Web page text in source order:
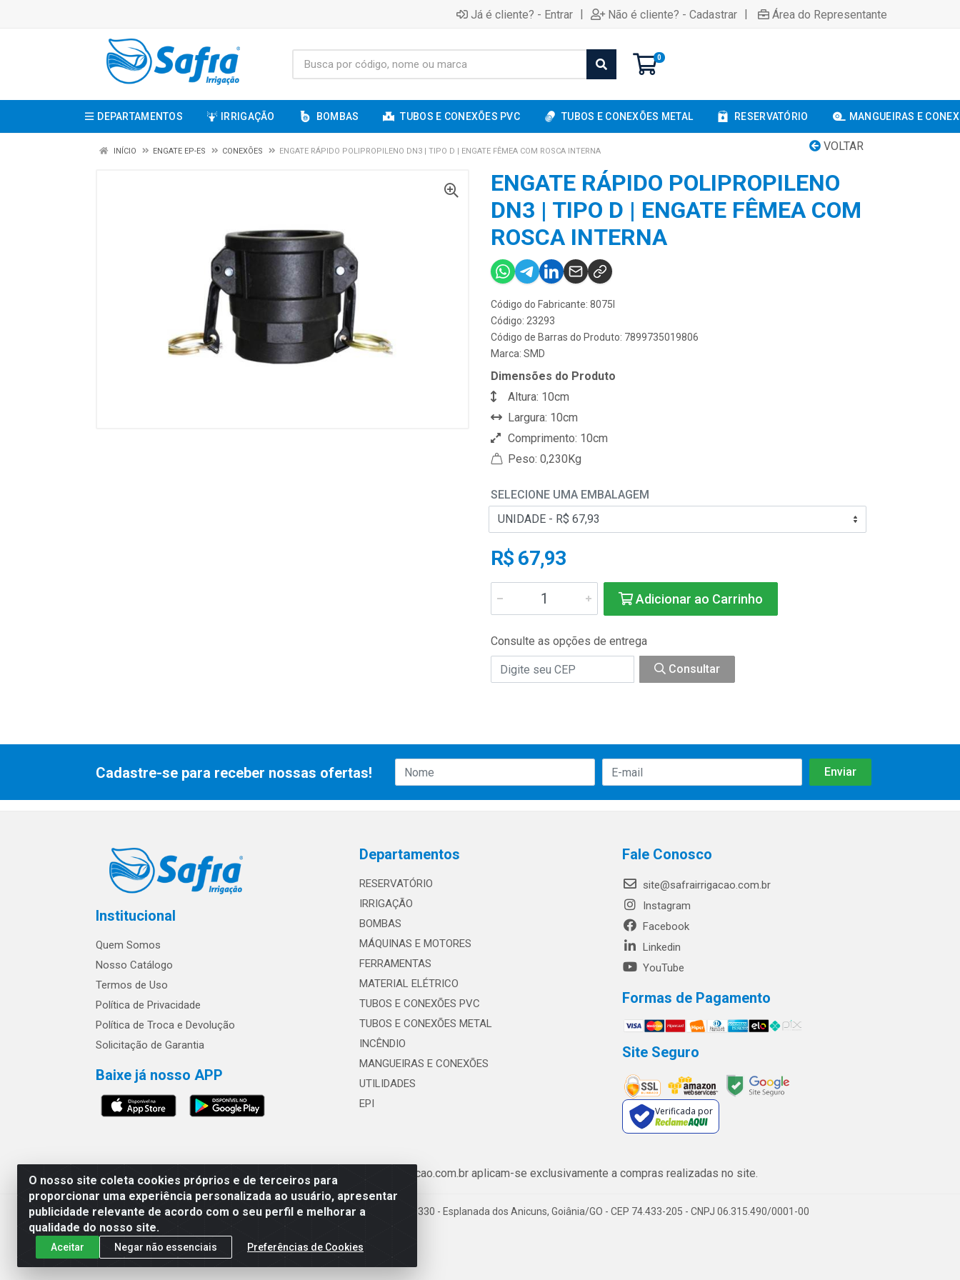
Já é cliente? - Entrar | Não é cliente? - Cadastrar | Área do Representante
0
DEPARTAMENTOS IRRIGAÇÃO BOMBAS TUBOS E CONEXÕES PVC TUBOS E CONEXÕES METAL RESERVATÓRIO MANGUEIRAS E
VOLTAR
INÍCIO ENGATE EP-ES CONEXÕES ENGATE RÁPIDO POLIPROPILENO DN3 | TIPO D | ENGATE FÊMEA COM ROSCA INTERNA
ENGATE RÁPIDO POLIPROPILENO
DN3 | TIPO D | ENGATE FÊMEA COM
ROSCA INTERNA
Código do Fabricante: 8075I
Código: 23293
Código de Barras do Produto: 7899735019806
Marca: SMD
Dimensões do Produto
Altura: 10cm
Largura: 10cm
Comprimento: 10cm
Peso: 0,230Kg
SELECIONE UMA EMBALAGEM
R$ 67,93
Adicionar ao Carrinho
Consulte as opções de entrega
Consultar
O nosso site coleta cookies próprios e de terceiros para
proporcionar uma experiência personalizada ao usuário, apresentar
publicidade relevante de acordo com o seu perfil e melhorar a
qualidade do nosso site.
Aceitar Negar não essenciais Preferências de Cookies
Cadastre-se para receber nossas ofertas!
Institucional
Quem Somos
Nosso Catálogo
Termos de Uso
Política de Privacidade
Política de Troca e Devolução
Solicitação de Garantia
Baixe já nosso APP
Departamentos
RESERVATÓRIO
IRRIGAÇÃO
BOMBAS
MÁQUINAS E MOTORES
FERRAMENTAS
MATERIAL ELÉTRICO
TUBOS E CONEXÕES PVC
TUBOS E CONEXÕES METAL
INCÊNDIO
MANGUEIRAS E CONEXÕES
UTILIDADES
EPI
Fale Conosco
site@safrairrigacao.com.br
Instagram
Facebook
Linkedin
YouTube
Formas de Pagamento
Site Seguro
Verificada por
Os preços e condições de www.safrairrigacao.com.br aplicam-se exclusivamente a compras realizadas no site.
Safra Agrícola e Pecuária LTDA - Avenida Castelo Branco, 5330 - Esplanada dos Anicuns, Goiânia/GO - CEP 74.433-205 - CNPJ 06.315.490/0001-00